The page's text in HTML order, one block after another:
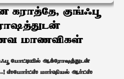
குங்ஃபூ
மாணவிகள்
போட்டியில் ஆக்ரோஷத்துடன்
ஸ்போர்ட்ஸ் மார்ஷியல் ஆர்ட்ஸ்